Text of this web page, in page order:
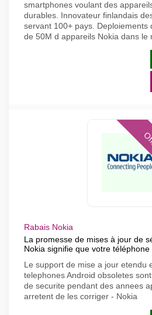
smartphones voulant des
durables. Innovateur finlandais
servant 100+ pays. Deploiements
de 50M d appareils Nokia dans le
Rabais Nokia
La promesse de mises à jour de
Nokia signifie que votre téléphone
Le support de mise a jour etendu
telephones Android obsoletes
de securite pendant des annees
arretent de les corriger - Nokia